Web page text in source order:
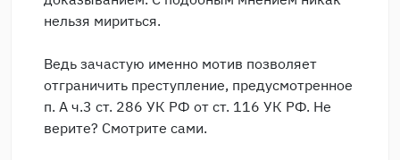
нельзя мириться.
Ведь зачастую именно мотив позволяет
отграничить преступление, предусмотренное
п. А ч.3 ст. 286 УК РФ от ст. 116 УК РФ. Не
верите? Смотрите сами.